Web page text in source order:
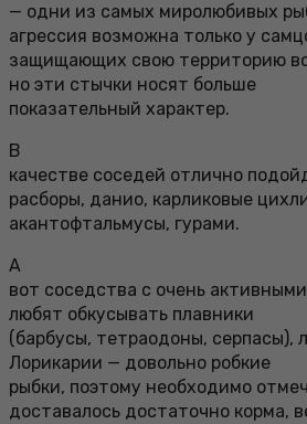
— одни из самых миролюбивых
агрессия возможна только у
защищающих свою территорию
но эти стычки носят больше
показательный характер.
В
качестве соседей отлично
расборы, данио, карликовые
акантофтальмусы, гурами.
А
вот соседства с очень
любят обкусывать плавники
(барбусы, тетраодоны, серпасы),
Лорикарии — довольно робкие
рыбки, поэтому необходимо
доставалось достаточно корма,